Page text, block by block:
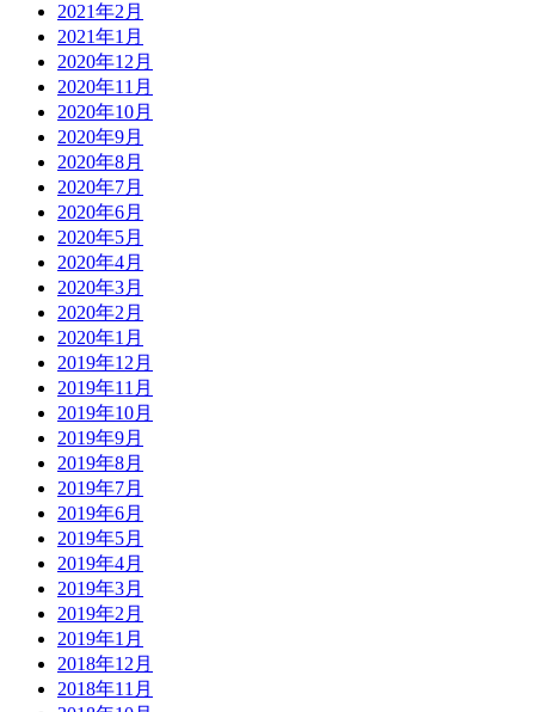
2021年2月
2021年1月
2020年12月
2020年11月
2020年10月
2020年9月
2020年8月
2020年7月
2020年6月
2020年5月
2020年4月
2020年3月
2020年2月
2020年1月
2019年12月
2019年11月
2019年10月
2019年9月
2019年8月
2019年7月
2019年6月
2019年5月
2019年4月
2019年3月
2019年2月
2019年1月
2018年12月
2018年11月